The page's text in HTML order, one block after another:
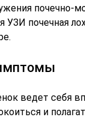
почечно-
почечная
ведет себя
и